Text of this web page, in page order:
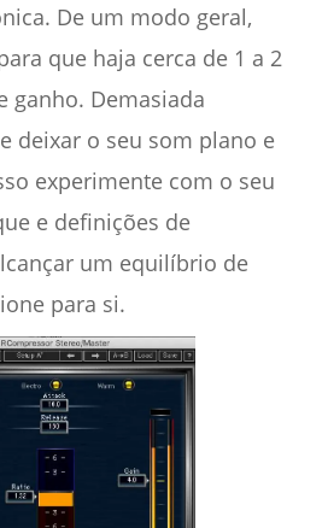
De um modo geral,
que haja cerca de 1 a 2
ganho. Demasiada
deixar o seu som plano e
experimente com o seu
e definições de
um equilíbrio de
para si.